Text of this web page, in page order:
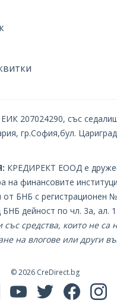
207024290, със
гр.София,бул.
КРЕДИРЕКТ EOOД е
на финансовите
БНБ с регистрационен №
БНБ дейност по чл. 3а, ал.
със средства, които не са
на влогове или други
© 2026 CreDirect.bg